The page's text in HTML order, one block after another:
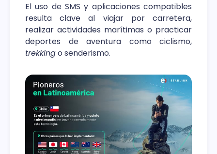
El uso de SMS y aplicaciones compatibles
resulta clave al viajar por carretera,
realizar actividades marítimas o practicar
deportes de aventura como ciclismo,
trekkingo senderismo.